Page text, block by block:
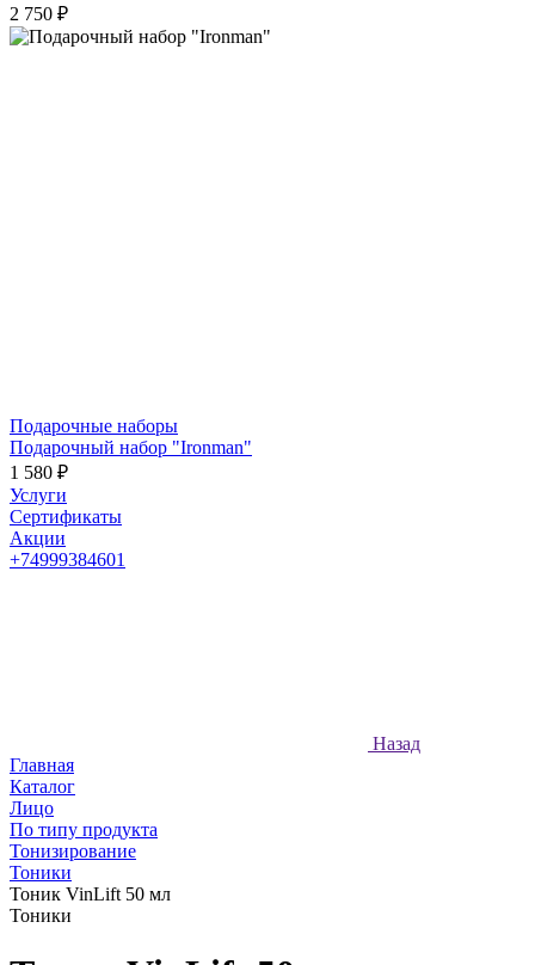
2 750 ₽
Подарочные наборы
Подарочный набор "Ironman"
1 580 ₽
Услуги
Сертификаты
Акции
+74999384601
Назад
Главная
Каталог
Лицо
По типу продукта
Тонизирование
Тоники
Тоник VinLift 50 мл
Тоники